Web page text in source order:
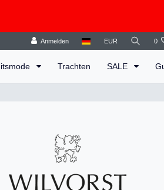
Anmelden EUR 0
Trachten SALE